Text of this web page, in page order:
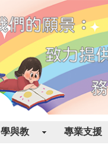
學與教 專業支援